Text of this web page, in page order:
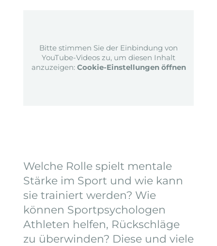
Bitte stimmen Sie der Einbindung von
YouTube-Videos zu, um diesen Inhalt
anzuzeigen: Cookie-Einstellungen öffnen
Welche Rolle spielt mentale
Stärke im Sport und wie kann
sie trainiert werden? Wie
können Sportpsychologen
Athleten helfen, Rückschläge
zu überwinden? Diese und viele